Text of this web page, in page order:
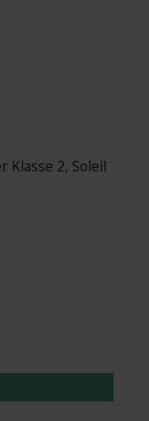
Klasse 2, Soleil